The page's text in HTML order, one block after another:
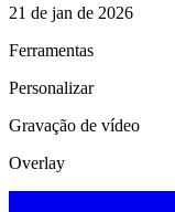
21 de jan de 2026
Ferramentas
Personalizar
Gravação de vídeo
Overlay